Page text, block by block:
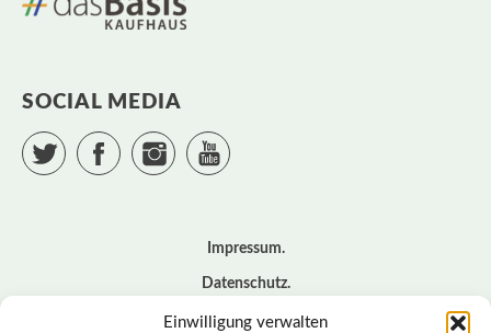
Einwilligung verwalten
SOCIAL MEDIA
Twitter Facebook Instagram
Impressum
Datenschutz
Cookie – Richtlinie (EU)